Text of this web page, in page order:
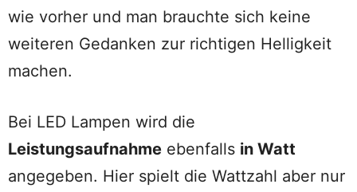
wie vorher und man brauchte sich keine
weiteren Gedanken zur richtigen Helligkeit
machen.
Bei LED Lampen wird die
Leistungsaufnahme ebenfalls in Watt
angegeben. Hier spielt die Wattzahl aber nur